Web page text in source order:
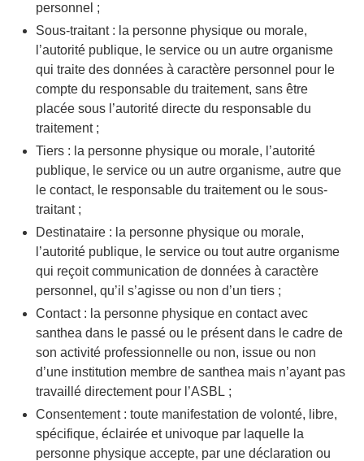
personnel ;
Sous-traitant : la personne physique ou morale,
l’autorité publique, le service ou un autre organisme
qui traite des données à caractère personnel pour le
compte du responsable du traitement, sans être
placée sous l’autorité directe du responsable du
traitement ;
Tiers : la personne physique ou morale, l’autorité
publique, le service ou un autre organisme, autre que
le contact, le responsable du traitement ou le sous-
traitant ;
Destinataire : la personne physique ou morale,
l’autorité publique, le service ou tout autre organisme
qui reçoit communication de données à caractère
personnel, qu’il s’agisse ou non d’un tiers ;
Contact : la personne physique en contact avec
santhea dans le passé ou le présent dans le cadre de
son activité professionnelle ou non, issue ou non
d’une institution membre de santhea mais n’ayant pas
travaillé directement pour l’ASBL ;
Consentement : toute manifestation de volonté, libre,
spécifique, éclairée et univoque par laquelle la
personne physique accepte, par une déclaration ou